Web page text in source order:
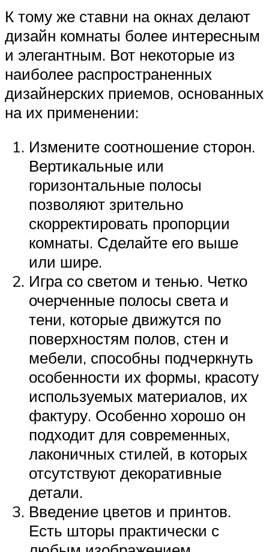
К тому же ставни на окнах делают
дизайн комнаты более интересным
и элегантным. Вот некоторые из
наиболее распространенных
дизайнерских приемов, основанных
на их применении:
Измените соотношение сторон.
Вертикальные или
горизонтальные полосы
позволяют зрительно
скорректировать пропорции
комнаты. Сделайте его выше
или шире.
Игра со светом и тенью. Четко
очерченные полосы света и
тени, которые движутся по
поверхностям полов, стен и
мебели, способны подчеркнуть
особенности их формы, красоту
используемых материалов, их
фактуру. Особенно хорошо он
подходит для современных,
лаконичных стилей, в которых
отсутствуют декоративные
детали.
Введение цветов и принтов.
Есть шторы практически с